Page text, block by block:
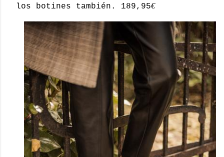
los botines también. 189,95€